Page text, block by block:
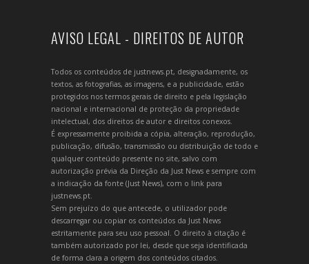
AVISO LEGAL - DIREITOS DE AUTOR
Todos os conteúdos de justnews.pt, designadamente, os
textos, as fotografias, as imagens, e a publicidade, estão
protegidos nos termos gerais de direito e pela legislação
nacional e internacional de proteção da propriedade
intelectual, dos direitos de autor e direitos conexos.
É expressamente proibida a cópia, alteração, reprodução,
publicação, difusão, transmissão ou distribuição de todo e
qualquer conteúdo presente no site, salvo com
autorização prévia da Direção da Just News e sempre com
a indicação da fonte (Just News), com o link para
justnews.pt.
Sem prejuízo do que antecede, o utilizador pode
descarregar ou copiar os conteúdos da Just News
estritamente para seu uso pessoal. O direito à citação é
também autorizado por lei, desde que seja identificada
de forma clara a origem dos conteúdos citados.